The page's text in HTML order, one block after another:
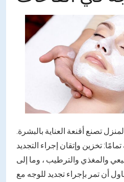
تصنع أقنعة العناية بالبشرة.
تخزين وإتقان إجراء التجديد
والمغذي والترطيب ، وما إلى
أن تمر بإجراء تجديد للوجه مع